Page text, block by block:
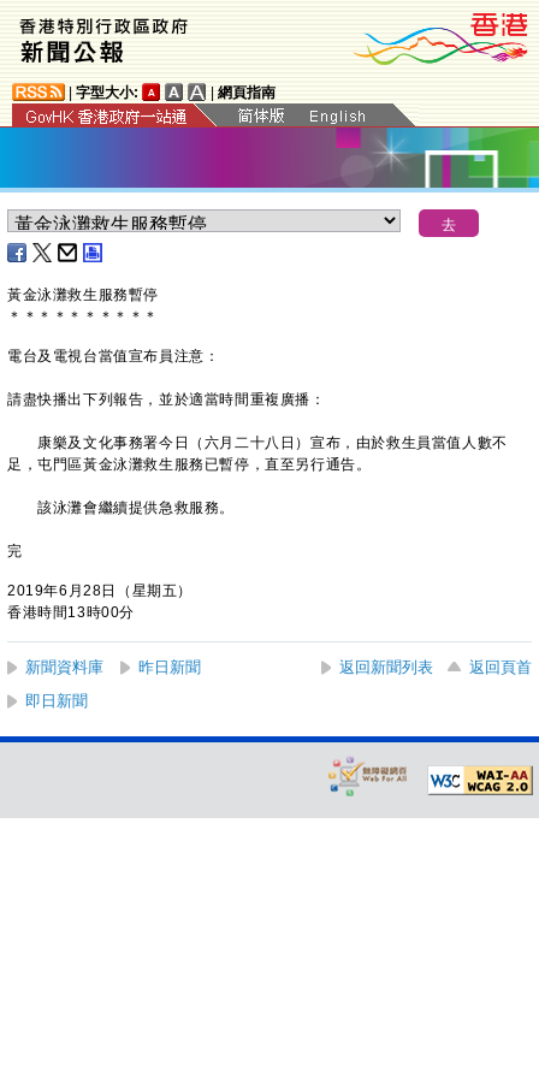
字型大小: 網頁指南
黃金泳灘救生服務暫停
＊ ＊ ＊ ＊ ＊ ＊ ＊ ＊ ＊ ＊
電台及電視台當值宣布員注意：
請盡快播出下列報告，並於適當時間重複廣播：
康樂及文化事務署今日（六月二十八日）宣布，由於救生員當值人數不
足，屯門區黃金泳灘救生服務已暫停，直至另行通告。
該泳灘會繼續提供急救服務。
完
2019年6月28日（星期五）
香港時間13時00分
新聞資料庫 昨日新聞 返回新聞列表
返回頁首
即日新聞